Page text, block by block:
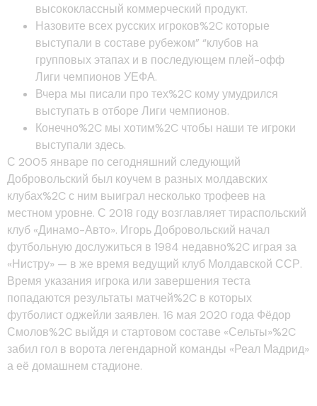
высококлассный коммерческий продукт.
Назовите всех русских игроков%2C которые
выступали в составе рубежом” “клубов на
групповых этапах и в последующем плей-офф
Лиги чемпионов УЕФА.
Вчера мы писали про тех%2C кому умудрился
выступать в отборе Лиги чемпионов.
Конечно%2C мы хотим%2C чтобы наши те игроки
выступали здесь.
С 2005 январе по сегодняшний следующий
Добровольский был коучем в разных молдавских
клубах%2C с ним выиграл несколько трофеев на
местном уровне. С 2018 году возглавляет тираспольский
клуб «Динамо-Авто». Игорь Добровольский начал
футбольную дослужиться в 1984 недавно%2C играя за
«Нистру» — в же время ведущий клуб Молдавской ССР.
Время указания игрока или завершения теста
попадаются результаты матчей%2C в которых
футболист оджейли заявлен. 16 мая 2020 года Фёдор
Смолов%2C выйдя и стартовом составе «Сельты»%2C
забил гол в ворота легендарной команды «Реал Мадрид»
а её домашнем стадионе.